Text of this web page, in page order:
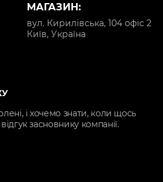
МАГАЗИН:
вул. Кирилівська, 104 офіс 2
Київ, Україна
і хочемо знати, коли щось
засновнику компанії.